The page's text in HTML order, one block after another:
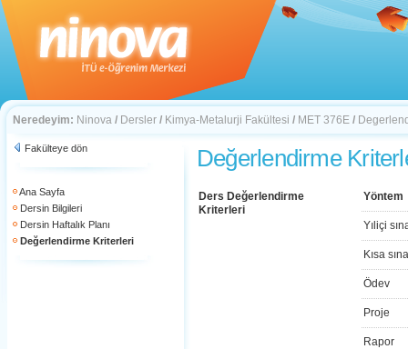
Neredeyim: Ninova / Dersler / Kimya-Metalurji Fakültesi / MET 376E /
Fakülteye dön
Ana Sayfa
Dersin Bilgileri
Dersin Haftalık Planı
Değerlendirme Kriterleri
Değerlendirme
Ders Değerlendirme
Kriterleri
Yöntem
Yıliçi
Kısa
Ödev
Proje
Rapor